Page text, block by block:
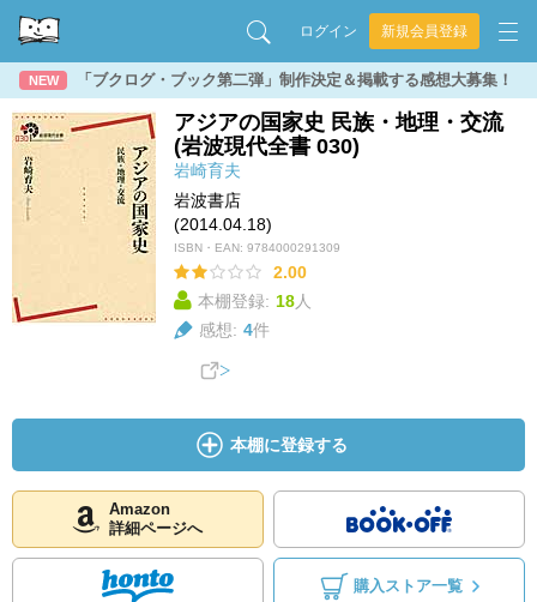
ログイン 新規会員登録
NEW 「ブクログ・ブック第二弾」制作決定＆掲載する感想大募集！
アジアの国家史 民族・地理・交流
(岩波現代全書 030)
岩崎育夫
岩波書店
(2014.04.18)
ISBN・EAN: 9784000291309
2.00
本棚登録: 18人
感想: 4件
本棚に登録する
Amazon
詳細ページへ
購入ストア一覧